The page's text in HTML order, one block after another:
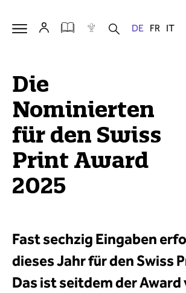
Die
Nominierten
für den Swiss
Print Award
2025
Fast sechzig Eingaben
dieses Jahr für den Swiss
Das ist seitdem der Award